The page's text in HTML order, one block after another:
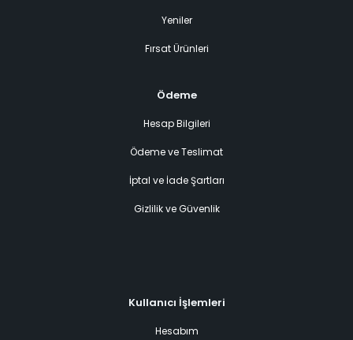
Yeniler
Fırsat Ürünleri
Ödeme
Hesap Bilgileri
Ödeme ve Teslimat
İptal ve İade Şartları
Gizlilik ve Güvenlik
Kullanıcı İşlemleri
Hesabım